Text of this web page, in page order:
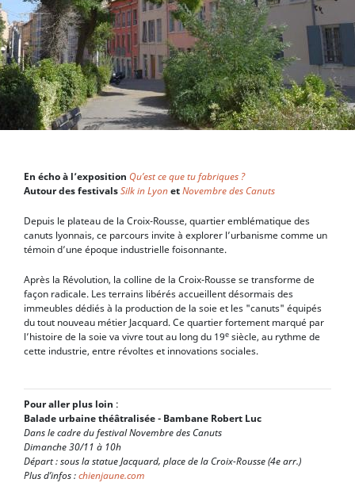
En écho à l’exposition Qu’est ce que tu fabriques ?
Autour des festivalsSilk in LyonetNovembre des Canuts
Depuis le plateau de la Croix-Rousse, quartier emblématique des
canuts lyonnais, ce parcours invite à explorer l’urbanisme comme un
témoin d’une époque industrielle foisonnante.
Après la Révolution, la colline de la Croix-Rousse se transforme de
façon radicale. Les terrains libérés accueillent désormais des
immeubles dédiés à la production de la soie et les "canuts" équipés
du tout nouveau métier Jacquard. Ce quartier fortement marqué par
l’histoire de la soie va vivre tout au long du 19e siècle, au rythme de
cette industrie, entre révoltes et innovations sociales.
Pour aller plus loin :
Balade urbaine théâtralisée - Bambane Robert Luc
Dans le cadre du festival Novembre des Canuts
Dimanche 30/11 à 10h
Départ : sous la statue Jacquard, place de la Croix-Rousse (4e arr.)
Plus d’infos :chienjaune.com